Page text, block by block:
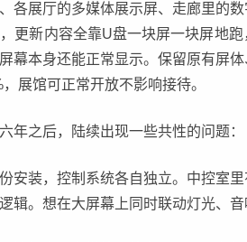
各展厅的多媒体展示屏、走廊里的
更新内容全靠U盘一块屏一块屏地跑
幕本身还能正常显示。保留原有屏
展馆可正常开放不影响接待。
年之后，陆续出现一些共性的问题：
安装，控制系统各自独立。中控室
辑。想在大屏幕上同时联动灯光、音